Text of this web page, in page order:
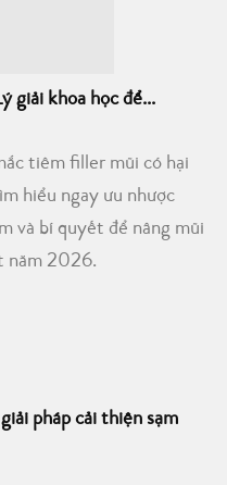
giải khoa học để...
tiêm filler mũi có hại
hiểu ngay ưu nhược
và bí quyết để nâng mũi
năm 2026.
pháp cải thiện sạm